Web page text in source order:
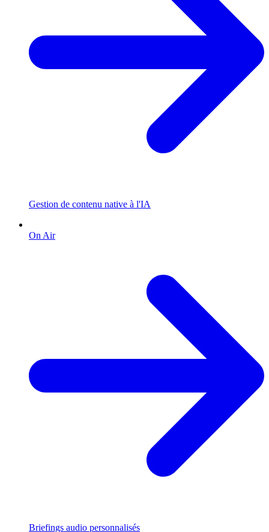
Gestion de contenu native à l'IA
On Air
Briefings audio personnalisés